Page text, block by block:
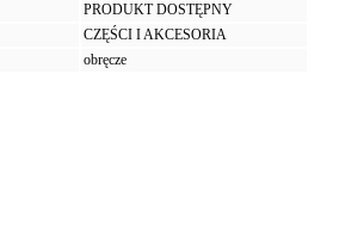
PRODUKT DOSTĘPNY
CZĘŚCI I AKCESORIA
obręcze